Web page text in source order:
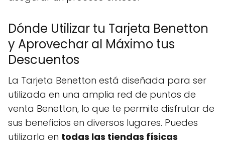
Dónde Utilizar tu Tarjeta Benetton
y Aprovechar al Máximo tus
Descuentos
La Tarjeta Benetton está diseñada para ser
utilizada en una amplia red de puntos de
venta Benetton, lo que te permite disfrutar de
sus beneficios en diversos lugares. Puedes
utilizarla en todas las tiendas físicas